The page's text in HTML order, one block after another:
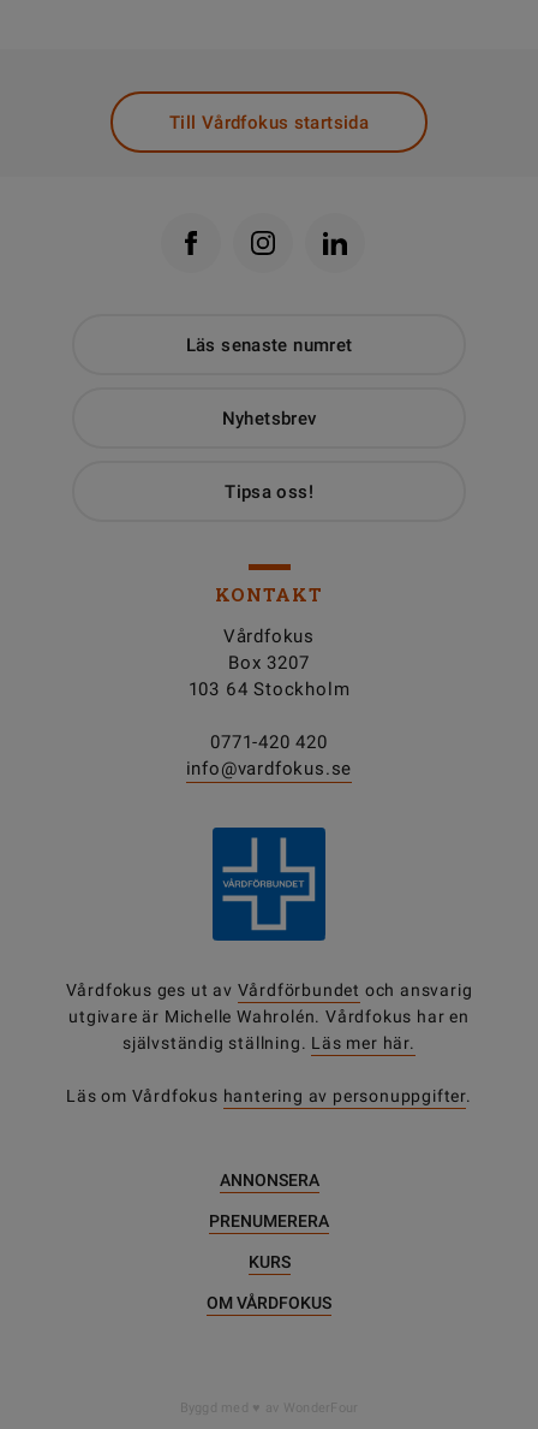
Till Vårdfokus startsida
Läs senaste numret
Nyhetsbrev
Tipsa oss!
KONTAKT
Vårdfokus
Box 3207
103 64 Stockholm
0771-420 420
info@vardfokus.se
Vårdfokus ges ut av Vårdförbundet och ansvarig
utgivare är Michelle Wahrolén. Vårdfokus har en
självständig ställning. Läs mer här.
Läs om Vårdfokus hantering av personuppgifter.
ANNONSERA
PRENUMERERA
KURS
OM VÅRDFOKUS
Byggd med av WonderFour